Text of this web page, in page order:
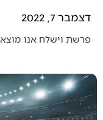
דצמבר 7, 2022
פרשת וישלח אנו